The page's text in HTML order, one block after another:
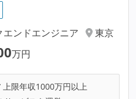
エンドエンジニア
東京
万円
上限年収1000万円以上